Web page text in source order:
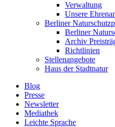
Verwaltung
Unsere
Berliner
Berliner
Archiv
Richtlinien
Stellenangebote
Haus der Stadtnatur
Blog
Presse
Newsletter
Mediathek
Leichte Sprache